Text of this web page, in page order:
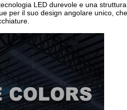
LED durevole e una
per il suo design angolare unico,